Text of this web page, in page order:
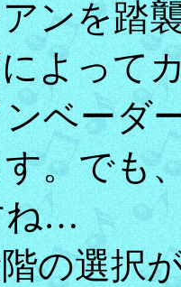
ンを踏
よって
ベーダ
。でも
ね…
の選択